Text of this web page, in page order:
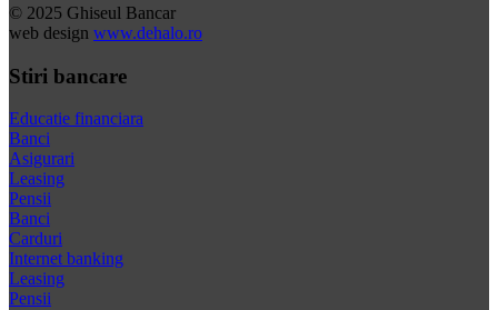
© 2025 Ghiseul Bancar
web design www.dehalo.ro
Stiri bancare
Educatie financiara
Banci
Asigurari
Leasing
Pensii
Banci
Carduri
Internet banking
Leasing
Pensii